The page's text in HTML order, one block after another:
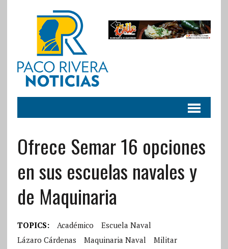
Ofrece Semar 16 opciones
en sus escuelas navales y
de Maquinaria
TOPICS: Académico
Escuela Naval
Lázaro Cárdenas
Maquinaria Naval
Militar